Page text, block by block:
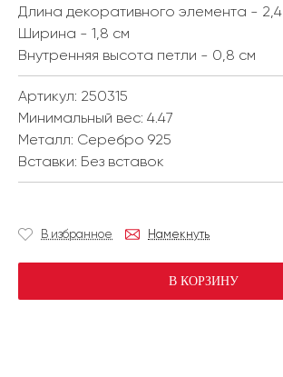
Длина декоративного элемента -
Ширина - 1,8 см
Внутренняя высота петли - 0,8 см
Артикул: 250315
Минимальный вес: 4.47
Металл: Серебро 925
Вставки: Без вставок
В избранное Намекнуть
В КОРЗИНУ